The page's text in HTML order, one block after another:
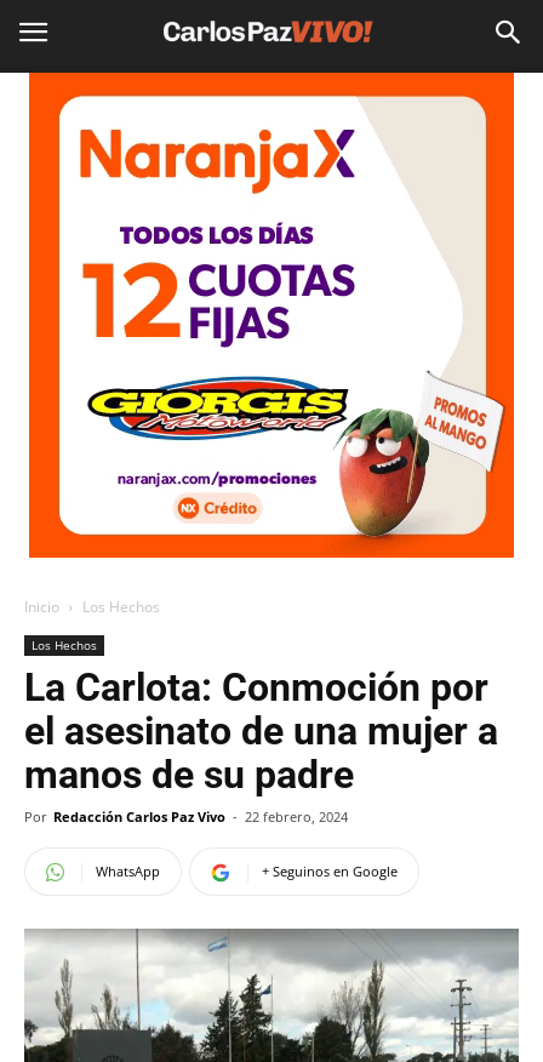
Inicio Los Hechos
Los Hechos
La Carlota: Conmoción por
el asesinato de una mujer a
manos de su padre
Por Redacción Carlos Paz Vivo - 22 febrero, 2024
WhatsApp + Seguinos en Google